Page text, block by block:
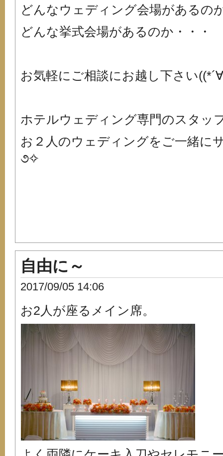
どんなウェディング会場があるの
どんな挙式会場があるのか・・・
お気軽にご相談にお越し下さい
ホテルウェディング専門のスタッ
お２人のウェディングをご一緒にサ
૭✧
自由に～
2017/09/05 14:06
お2人が座るメイン席。